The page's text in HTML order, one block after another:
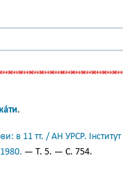
.
в 11 тт. / АН УРСР.
— Т. 5. — С. 754.